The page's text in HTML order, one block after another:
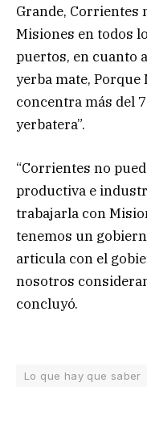
Grande, Corrientes
Misiones en todos
puertos, en cuanto
yerba mate,
concentra más del
yerbatera”.
“Corrientes no
productiva e
trabajarla con
tenemos un
articula con el
nosotros
concluyó.
Lo que hay que saber